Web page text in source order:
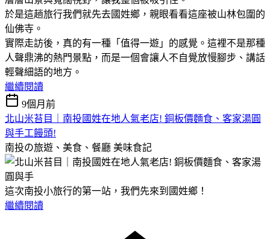
於是這趟旅行我們就先去國姓鄉，親眼看看這座被山林包圍的
仙佛寺。
實際走訪後，真的有一種「值得一遊」的感覺。這裡不是那種
人聲鼎沸的熱門景點，而是一個會讓人不自覺放慢腳步、講話
輕聲細語的地方。
繼續閱讀
9個月前
北山米苔目｜南投國姓在地人氣老店! 銅板價麵食、客家湯圓
與手工饅頭!
南投の旅遊、美食、餐廳 美味食記
這次南投小旅行的第一站，我們先來到國姓鄉！
繼續閱讀